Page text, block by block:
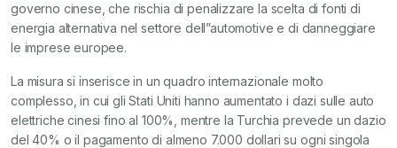
governo cinese, che rischia di penalizzare la scelta di fonti di
energia alternativa nel settore dell”automotive e di danneggiare
le imprese europee.
La misura si inserisce in un quadro internazionale molto
complesso, in cui gli Stati Uniti hanno aumentato i dazi sulle auto
elettriche cinesi fino al 100%, mentre la Turchia prevede un dazio
del 40% o il pagamento di almeno 7.000 dollari su ogni singola